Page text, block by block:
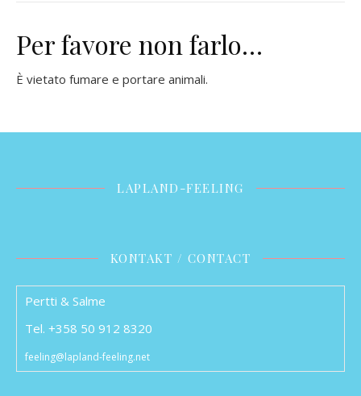
Per favore non farlo…
È vietato fumare e portare animali.
LAPLAND-FEELING
KONTAKT / CONTACT
Pertti & Salme
Tel. +358 50 912 8320
feeling@lapland-feeling.net